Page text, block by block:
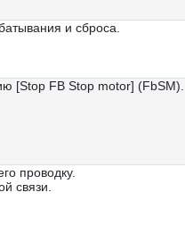
и сброса.
[Stop FB Stop motor] (FbSM).
проводку.
связи.